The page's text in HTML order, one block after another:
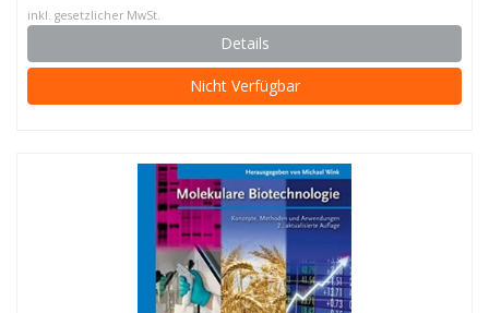
inkl. gesetzlicher MwSt.
Details
Nicht Verfügbar